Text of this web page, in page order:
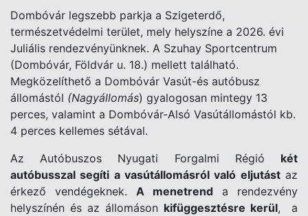
Dombóvár legszebb parkja a Szigeterdő,
természetvédelmi terület, mely helyszíne a 2026. évi
Juliális rendezvényünknek. A Szuhay Sportcentrum
(Dombóvár, Földvár u. 18.) mellett található.
Megközelíthető a Dombóvár Vasút-és autóbusz
állomástól (Nagyállomás) gyalogosan mintegy 13
perces, valamint a Dombóvár-Alsó Vasútállomástól kb.
4 perces kellemes sétával.
Az Autóbuszos Nyugati Forgalmi Régió két
autóbusszal segíti a vasútállomásról való eljutástaz
érkező vendégeknek. A menetrend a rendezvény
helyszínén és az állomáson kifüggesztésre kerül, a